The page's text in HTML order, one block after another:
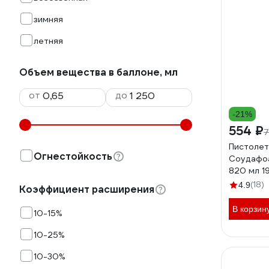
зимняя
летняя
Объем вещества в баллоне, мл
от
до
Огнестойкость
Коэффициент расширения
10-15%
10-25%
10-30%
-21%
554 ₽
820 мл
4.9(18)
В